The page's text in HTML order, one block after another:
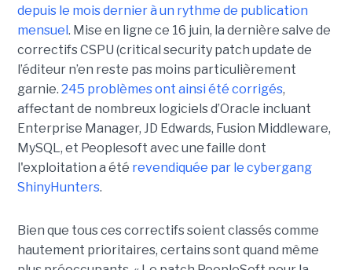
depuis le mois dernier à un rythme de publication
mensuel . Mise en ligne ce 16 juin, la dernière salve de
correctifs CSPU (critical security patch update de
l’éditeur n’en reste pas moins particulièrement
garnie. 245 problèmes ont ainsi été corrigés,
affectant de nombreux logiciels d’Oracle incluant
Enterprise Manager, JD Edwards, Fusion Middleware,
MySQL, et Peoplesoft avec une faille dont
l'exploitation a été revendiquée par le cybergang
ShinyHunters.
Bien que tous ces correctifs soient classés comme
hautement prioritaires, certains sont quand même